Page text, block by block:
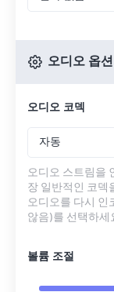
오디오 옵션
오디오 코덱
자동
오디오 스트림을
장 일반적인 코덱
오디오를 다시 인
않음)를 선택하세
볼륨 조절